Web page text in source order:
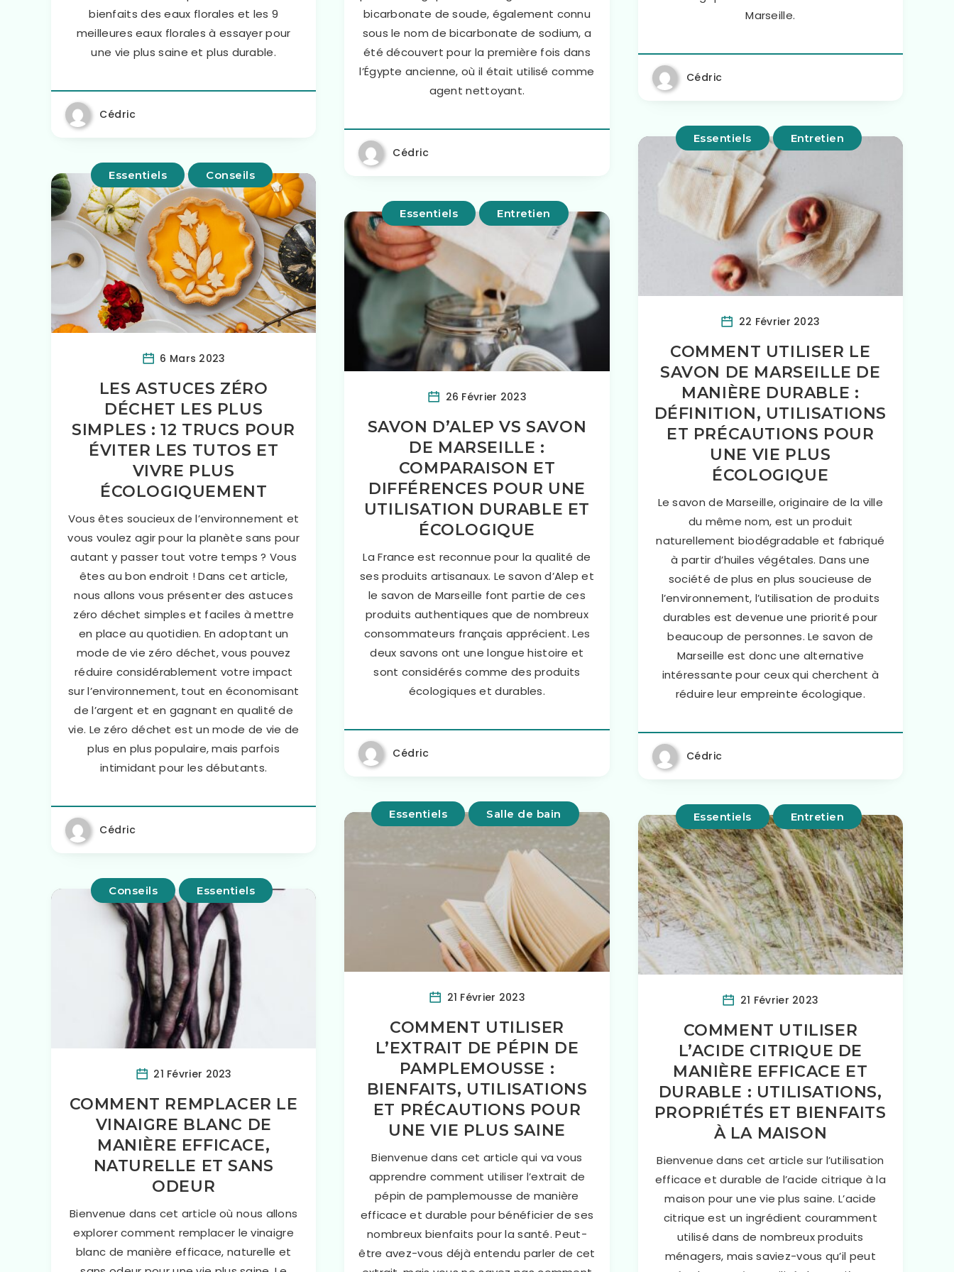
bienfaits des eaux florales et les 9
meilleures eaux florales à essayer pour
une vie plus saine et plus durable.
Cédric
bicarbonate de soude, également connu
sous le nom de bicarbonate de sodium, a
été découvert pour la première fois dans
l’Égypte ancienne, où il était utilisé comme
agent nettoyant.
Cédric
Marseille.
Cédric
Essentiels Conseils
6 Mars 2023
LES ASTUCES ZÉRO
DÉCHET LES PLUS
SIMPLES : 12 TRUCS POUR
ÉVITER LES TUTOS ET
VIVRE PLUS
ÉCOLOGIQUEMENT
Vous êtes soucieux de l’environnement et
vous voulez agir pour la planète sans pour
autant y passer tout votre temps ? Vous
êtes au bon endroit ! Dans cet article,
nous allons vous présenter des astuces
zéro déchet simples et faciles à mettre
en place au quotidien. En adoptant un
mode de vie zéro déchet, vous pouvez
réduire considérablement votre impact
sur l’environnement, tout en économisant
de l’argent et en gagnant en qualité de
vie. Le zéro déchet est un mode de vie de
plus en plus populaire, mais parfois
intimidant pour les débutants.
Cédric
Essentiels Entretien
26 Février 2023
SAVON D’ALEP VS SAVON
DE MARSEILLE :
COMPARAISON ET
DIFFÉRENCES POUR UNE
UTILISATION DURABLE ET
ÉCOLOGIQUE
La France est reconnue pour la qualité de
ses produits artisanaux. Le savon d’Alep et
le savon de Marseille font partie de ces
produits authentiques que de nombreux
consommateurs français apprécient. Les
deux savons ont une longue histoire et
sont considérés comme des produits
écologiques et durables.
Cédric
Essentiels Entretien
22 Février 2023
COMMENT UTILISER LE
SAVON DE MARSEILLE DE
MANIÈRE DURABLE :
DÉFINITION, UTILISATIONS
ET PRÉCAUTIONS POUR
UNE VIE PLUS
ÉCOLOGIQUE
Le savon de Marseille, originaire de la ville
du même nom, est un produit
naturellement biodégradable et fabriqué
à partir d’huiles végétales. Dans une
société de plus en plus soucieuse de
l’environnement, l’utilisation de produits
durables est devenue une priorité pour
beaucoup de personnes. Le savon de
Marseille est donc une alternative
intéressante pour ceux qui cherchent à
réduire leur empreinte écologique.
Cédric
Conseils Essentiels
21 Février 2023
COMMENT REMPLACER LE
VINAIGRE BLANC DE
MANIÈRE EFFICACE,
NATURELLE ET SANS
ODEUR
Bienvenue dans cet article où nous allons
explorer comment remplacer le vinaigre
blanc de manière efficace, naturelle et
Essentiels Salle de bain
21 Février 2023
COMMENT UTILISER
L’EXTRAIT DE PÉPIN DE
PAMPLEMOUSSE :
BIENFAITS, UTILISATIONS
ET PRÉCAUTIONS POUR
UNE VIE PLUS SAINE
Bienvenue dans cet article qui va vous
apprendre comment utiliser l’extrait de
pépin de pamplemousse de manière
efficace et durable pour bénéficier de ses
nombreux bienfaits pour la santé. Peut-
être avez-vous déjà entendu parler de cet
Essentiels Entretien
21 Février 2023
COMMENT UTILISER
L’ACIDE CITRIQUE DE
MANIÈRE EFFICACE ET
DURABLE : UTILISATIONS,
PROPRIÉTÉS ET BIENFAITS
À LA MAISON
Bienvenue dans cet article sur l’utilisation
efficace et durable de l’acide citrique à la
maison pour une vie plus saine. L’acide
citrique est un ingrédient couramment
utilisé dans de nombreux produits
ménagers, mais saviez-vous qu’il peut